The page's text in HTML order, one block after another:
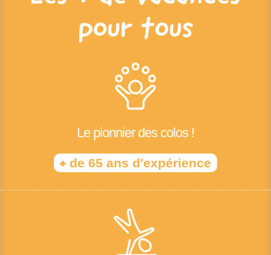
pour tous
Le pionnier des colos !
+ de 65 ans d'expérience